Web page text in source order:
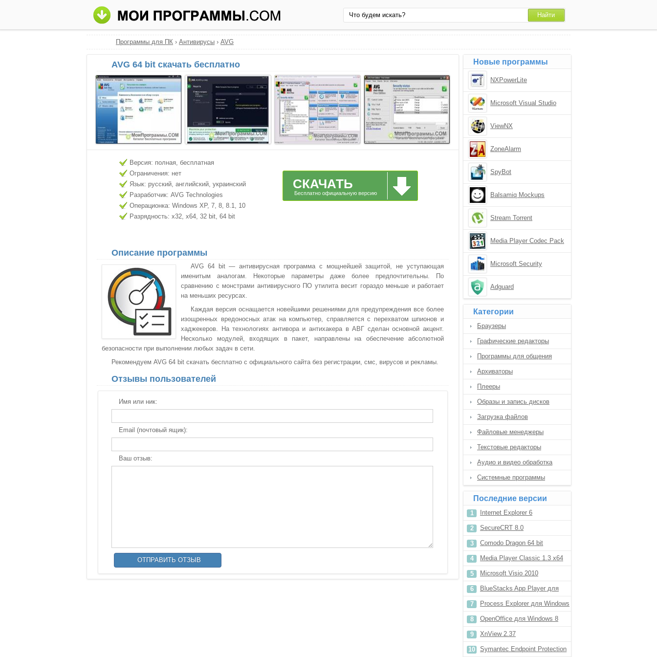
Программы для ПК › Антивирусы › AVG
AVG 64 bit скачать бесплатно
Версия: полная, бесплатная
Ограничения: нет
Язык: русский, английский, украинский
Разработчик: AVG Technologies
Операционка: Windows XP, 7, 8, 8.1, 10
Разрядность: x32, x64, 32 bit, 64 bit
СКАЧАТЬ
Бесплатно официальную версию
Описание программы
AVG 64 bit — антивирусная программа с мощнейшей защитой, не уступающая
именитым аналогам. Некоторые параметры даже более предпочтительны. По
сравнению с монстрами антивирусного ПО утилита весит гораздо меньше и работает
на меньших ресурсах.
Каждая версия оснащается новейшими решениями для предупреждения все более
изощренных вредоносных атак на компьютер, справляется с перехватом шпионов и
хаджекеров. На технологиях антивора и антихакера в АВГ сделан основной акцент.
Несколько модулей, входящих в пакет, направлены на обеспечение абсолютной
безопасности при выполнении любых задач в сети.
Рекомендуем AVG 64 bit скачать бесплатно с официального сайта без регистрации, смс, вирусов и рекламы.
Отзывы пользователей
Имя или ник:
Email (почтовый ящик):
Ваш отзыв:
Новые программы
NXPowerLite
Microsoft Visual Studio
ViewNX
ZoneAlarm
SpyBot
Balsamiq Mockups
Stream Torrent
Media Player Codec Pack
Microsoft Security
Adguard
Категории
Браузеры
Графические редакторы
Программы для общения
Архиваторы
Плееры
Образы и запись дисков
Загрузка файлов
Файловые менеджеры
Текстовые редакторы
Аудио и видео обработка
Системные программы
Последние версии
Internet Explorer 6
SecureCRT 8.0
Comodo Dragon 64 bit
Media Player Classic 1.3 x64
Microsoft Visio 2010
BlueStacks App Player для
Windows 8.1
Process Explorer для Windows
10
OpenOffice для Windows 8
XnView 2.37
Symantec Endpoint Protection